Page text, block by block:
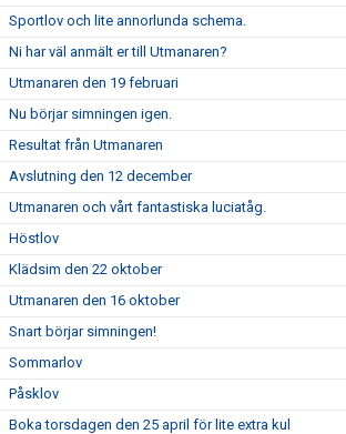
Sportlov och lite annorlunda schema.
Ni har väl anmält er till Utmanaren?
Utmanaren den 19 februari
Nu börjar simningen igen.
Resultat från Utmanaren
Avslutning den 12 december
Utmanaren och vårt fantastiska luciatåg.
Höstlov
Klädsim den 22 oktober
Utmanaren den 16 oktober
Snart börjar simningen!
Sommarlov
Påsklov
Boka torsdagen den 25 april för lite extra kul